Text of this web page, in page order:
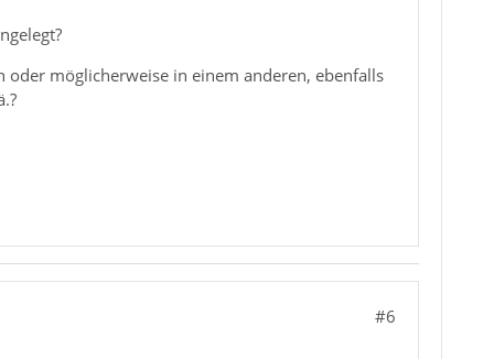
möglicherweise in einem anderen, ebenfalls
#6